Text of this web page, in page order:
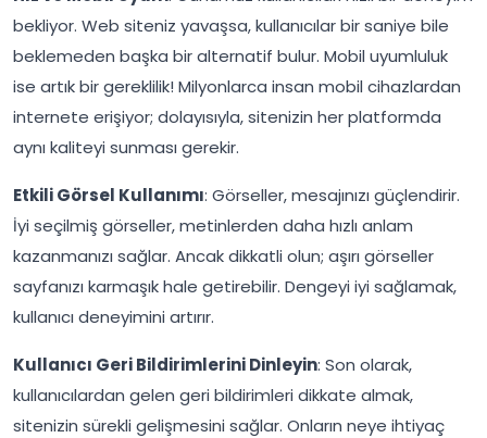
bekliyor. Web siteniz yavaşsa, kullanıcılar bir saniye bile
beklemeden başka bir alternatif bulur. Mobil uyumluluk
ise artık bir gereklilik! Milyonlarca insan mobil cihazlardan
internete erişiyor; dolayısıyla, sitenizin her platformda
aynı kaliteyi sunması gerekir.
Etkili Görsel Kullanımı: Görseller, mesajınızı güçlendirir.
İyi seçilmiş görseller, metinlerden daha hızlı anlam
kazanmanızı sağlar. Ancak dikkatli olun; aşırı görseller
sayfanızı karmaşık hale getirebilir. Dengeyi iyi sağlamak,
kullanıcı deneyimini artırır.
Kullanıcı Geri Bildirimlerini Dinleyin: Son olarak,
kullanıcılardan gelen geri bildirimleri dikkate almak,
sitenizin sürekli gelişmesini sağlar. Onların neye ihtiyaç